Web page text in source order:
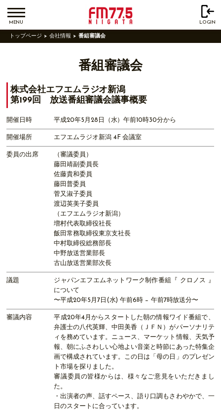
MENU LOGIN
トップページ 会社情報 番組審議会
番組審議会
株式会社エフエムラジオ新潟
第199回 放送番組審議会議事概要
開催日時 平成20年5月28日（水）午前10時30分から
開催場所 エフエムラジオ新潟 4F 会議室
委員の出席
（審議委員）
藤田靖副委員長
佐藤貴和委員
藤田普委員
菅又淑子委員
渡辺英美子委員
（エフエムラジオ新潟）
増村代表取締役社長
飯田常務取締役東京支社長
中村取締役総務部長
中野放送営業部長
古山放送営業部次長
議題
ジャパンエフエムネットワーク制作番組『 クロノス 』
について
〜平成20年5月7日(水) 午前6時 − 午前7時放送分〜
審議内容
平成20年4月からスタートした朝の情報ワイド番組で、
弁護士の八代英輝、中田美香（ＪＦＮ）がパーソナリテ
ィを務めています。ニュース、マーケット情報、天気予
報、朝にふさわしい心地よい音楽と時節にあった特集企
画で構成されています。この日は「母の日」のプレゼン
ト市場を探りました。
審議委員の皆様からは、様々なご意見をいただきまし
た。
・出演者の声、話すペース、語り口調もさわやかで、一
日のスタートに合っています。